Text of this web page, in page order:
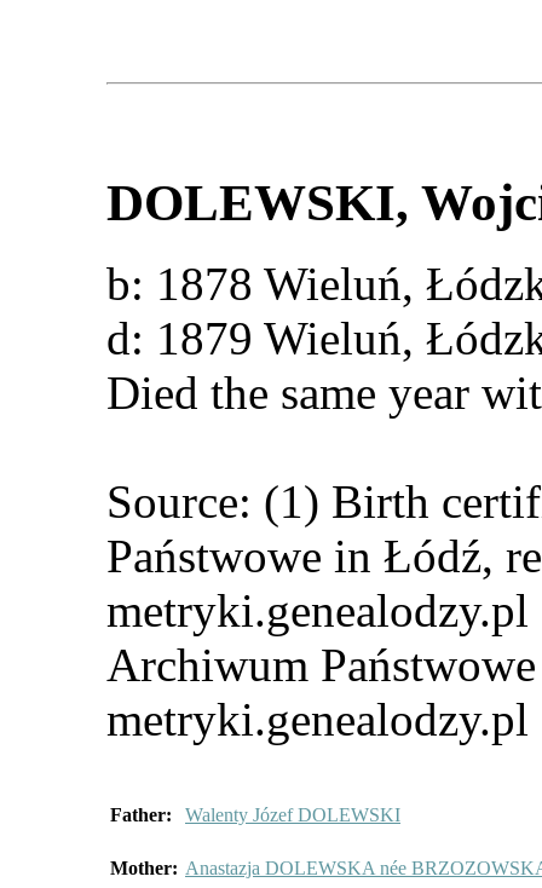
DOLEWSKI,
b: 1878 Wieluń,
d: 1879 Wieluń,
Died the same year
Source: (1) Birth
Państwowe in Łódź,
Archiwum
metryki.genealodzy.pl
Father: Walenty Józef DOLEWSKI
Mother: Anastazja DOLEWSKA née